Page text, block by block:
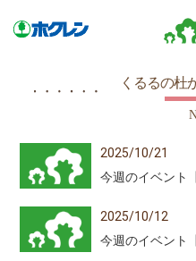
くるるの杜
2025/10/21
今週のイベント
2025/10/12
今週のイベント